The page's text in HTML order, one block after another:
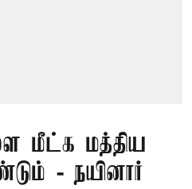
மீட்க மத்திய
- நயினார்